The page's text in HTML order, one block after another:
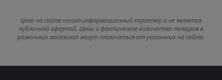
Цена на сайте носит информационный характер и не является
публичной офертой. Цены и фактическое количество товаров в
розничных магазинах могут отличаться от указанных на сайте.